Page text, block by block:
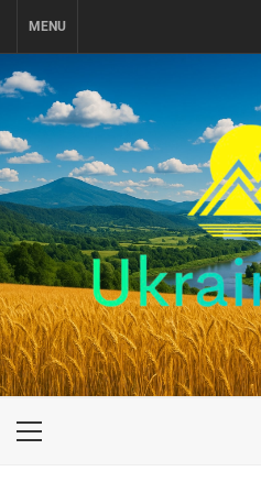
MENU
UKRAINE-IS
ПОДОРОЖI ПО УКРАЇНІ
Primary